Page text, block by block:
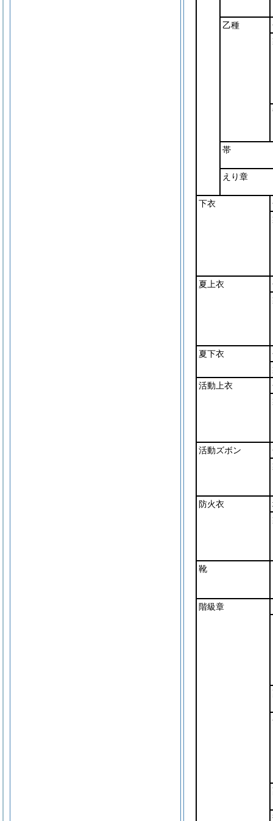
乙種
帯
えり章
下衣
夏上衣
夏下衣
活動上衣
活動ズボン
防火衣
靴
階級章